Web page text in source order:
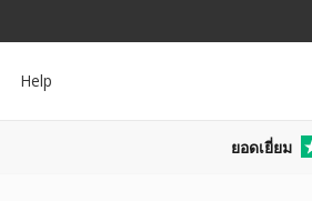
Help
ยอดเยี่ยม